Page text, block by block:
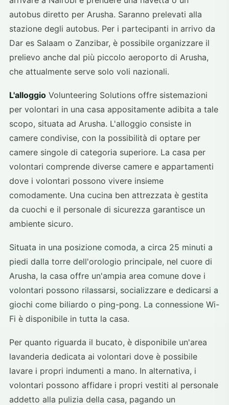
autobus diretto per Arusha. Saranno prelevati alla
stazione degli autobus. Per i partecipanti in arrivo da
Dar es Salaam o Zanzibar, è possibile organizzare il
prelievo anche dal più piccolo aeroporto di Arusha,
che attualmente serve solo voli nazionali.
L'alloggio Volunteering Solutions offre sistemazioni
per volontari in una casa appositamente adibita a tale
scopo, situata ad Arusha. L'alloggio consiste in
camere condivise, con la possibilità di optare per
camere singole di categoria superiore. La casa per
volontari comprende diverse camere e appartamenti
dove i volontari possono vivere insieme
comodamente. Una cucina ben attrezzata è gestita
da cuochi e il personale di sicurezza garantisce un
ambiente sicuro.
Situata in una posizione comoda, a circa 25 minuti a
piedi dalla torre dell'orologio principale, nel cuore di
Arusha, la casa offre un'ampia area comune dove i
volontari possono rilassarsi, socializzare e dedicarsi a
giochi come biliardo o ping-pong. La connessione Wi-
Fi è disponibile in tutta la casa.
Per quanto riguarda il bucato, è disponibile un'area
lavanderia dedicata ai volontari dove è possibile
lavare i propri indumenti a mano. In alternativa, i
volontari possono affidare i propri vestiti al personale
addetto alla pulizia della casa, pagando un